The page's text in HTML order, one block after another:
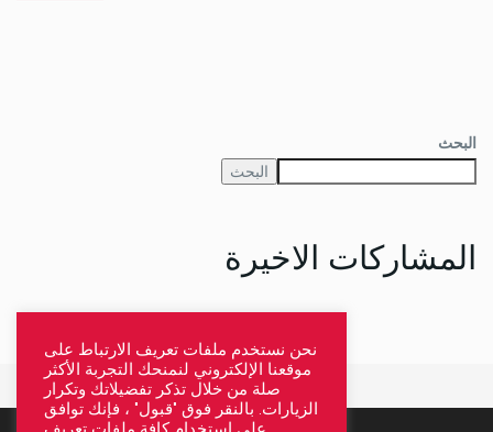
البحث
البحث
المشاركات الاخيرة
نحن نستخدم ملفات تعريف الارتباط على
موقعنا الإلكتروني لنمنحك التجربة الأكثر
صلة من خلال تذكر تفضيلاتك وتكرار
الزيارات. بالنقر فوق "قبول" ، فإنك توافق
على استخدام كافة ملفات تعريف